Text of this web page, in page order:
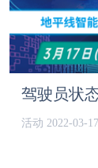
驾驶员状
活动 2022-03-